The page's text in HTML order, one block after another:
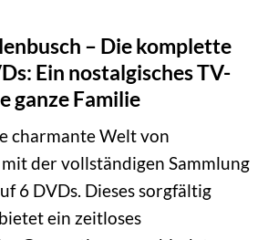
– Die komplette
Ein nostalgisches TV-
ganze Familie
charmante Welt von
der vollständigen Sammlung
6 DVDs. Dieses sorgfältig
ein zeitloses